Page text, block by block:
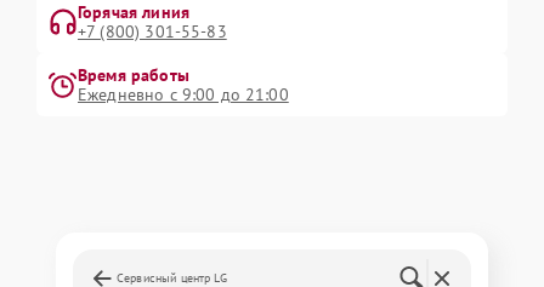
Горячая линия
+7 (800) 301-55-83
Время работы
Ежедневно с 9:00 до 21:00
Сервисный центр LG